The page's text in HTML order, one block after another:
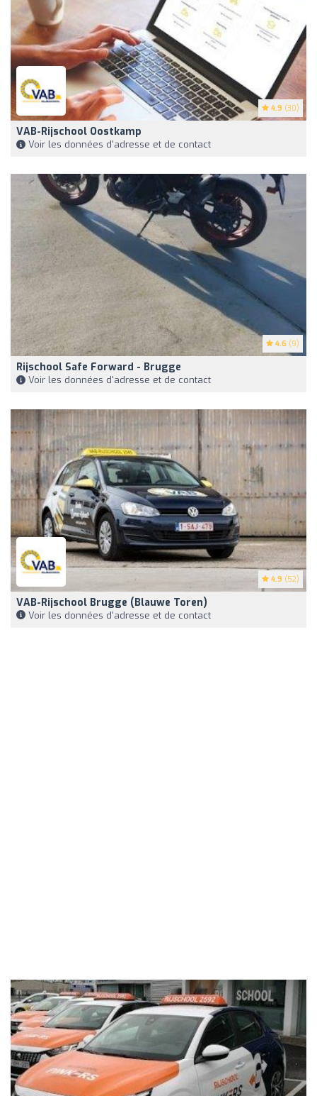
4.9 (30)
VAB-Rijschool Oostkamp
Voir les données d'adresse et de contact
4.6 (9)
Rijschool Safe Forward - Brugge
Voir les données d'adresse et de contact
4.9 (52)
VAB-Rijschool Brugge (Blauwe Toren)
Voir les données d'adresse et de contact